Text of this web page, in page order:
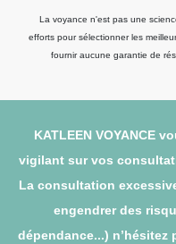
La voyance n'est pas une
efforts pour sélectionner les
fournir aucune garantie de
KATLEEN VOYANCE
vigilant sur vos
La consultation
engendrer des
dépendance...) n’hésitez